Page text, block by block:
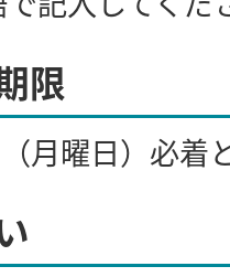
限
月曜日）必着